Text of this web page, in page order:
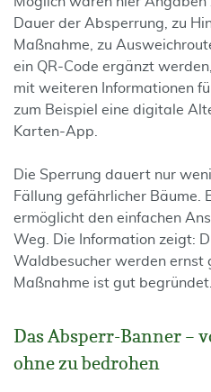
Dauer der Absperrung, zu
Maßnahme, zu
ein QR-Code ergänzt
mit weiteren Informationen
zum Beispiel eine digitale
Karten-App.
Die Sperrung dauert nur
Fällung gefährlicher Bäume.
ermöglicht den einfachen
Weg. Die Information zeigt:
Waldbesucher werden ernst
Maßnahme ist gut begründet.
Das Absperr-Banner –
ohne zu bedrohen